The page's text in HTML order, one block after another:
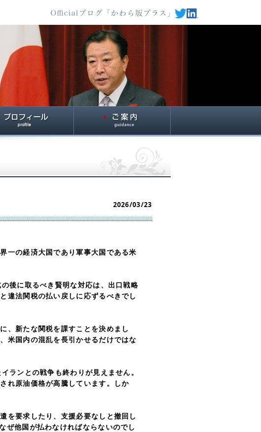
2026/03/23
の経済大国であり軍事大国である米
後に取るべき賢明な対応は、出口戦略
違法関税の払い戻しに応ずるべきでし
新たな関税を課すことを決めまし
米国内の混乱を長引かせるだけではな
ンとの戦争も終わりが見えません。
れ原油価格が高騰しています。しか
要求したり、支援必要なしと撤回し
ぜ他国が払わなければならないのでし